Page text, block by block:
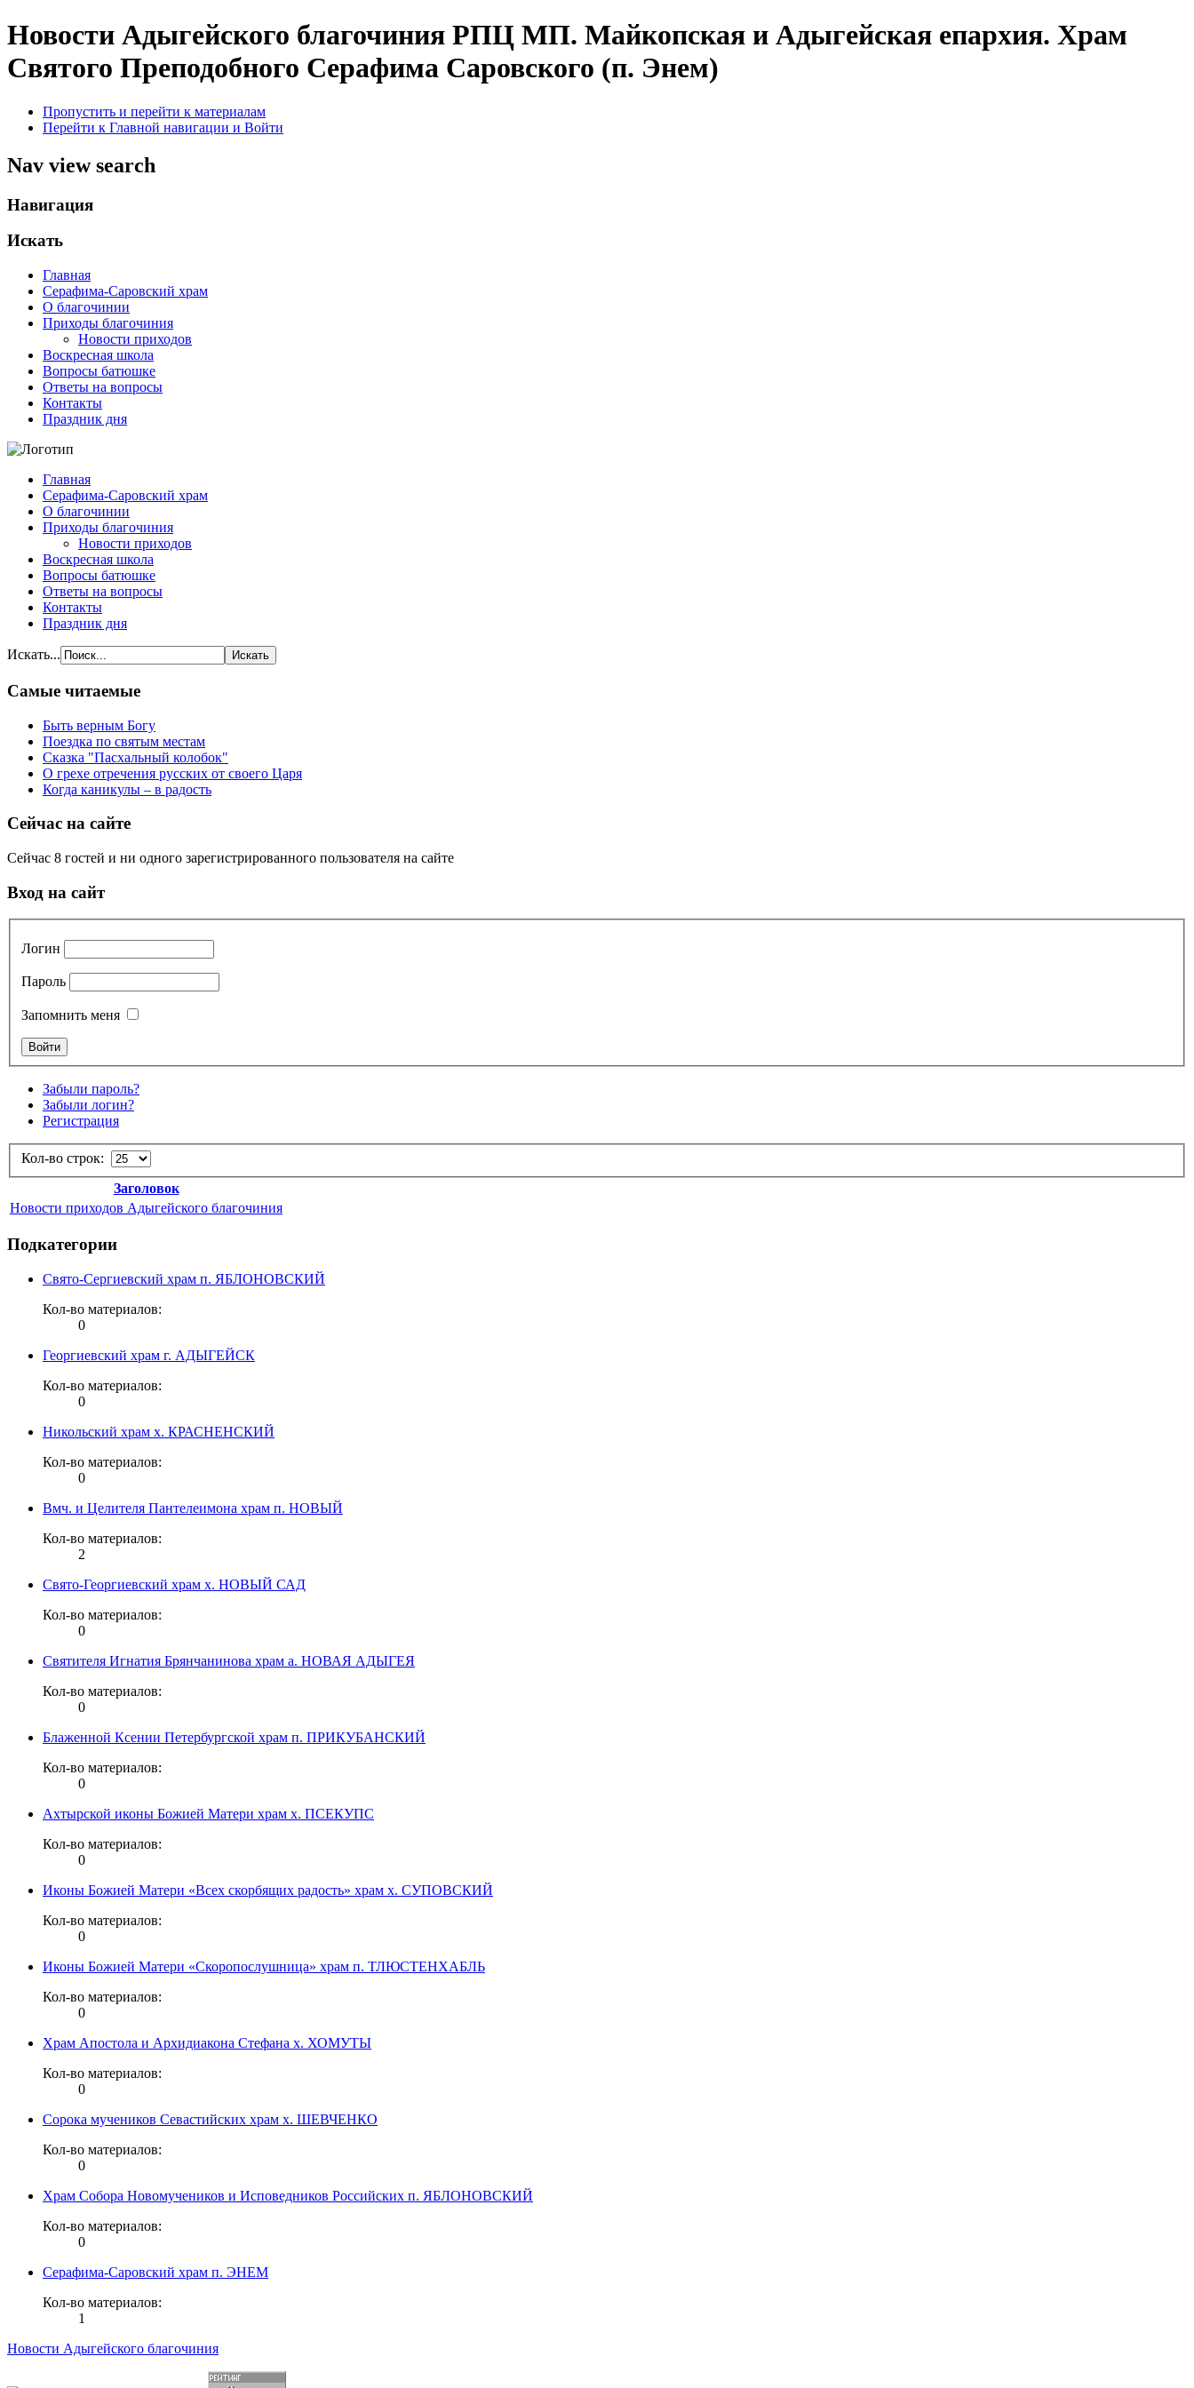
Новости Адыгейского благочиния РПЦ МП. Майкопская и Адыгейская епархия. Храм
Святого Преподобного Серафима Саровского (п. Энем)
Пропустить и перейти к материалам
Перейти к Главной навигации и Войти
Nav view search
Навигация
Искать
Главная
Серафима-Саровский храм
О благочинии
Приходы благочиния
Новости приходов
Воскресная школа
Вопросы батюшке
Ответы на вопросы
Контакты
Праздник дня
Главная
Серафима-Саровский храм
О благочинии
Приходы благочиния
Новости приходов
Воскресная школа
Вопросы батюшке
Ответы на вопросы
Контакты
Праздник дня
Искать...
Самые читаемые
Быть верным Богу
Поездка по святым местам
Сказка "Пасхальный колобок"
О грехе отречения русских от своего Царя
Когда каникулы – в радость
Сейчас на сайте
Сейчас 8 гостей и ни одного зарегистрированного пользователя на сайте
Вход на сайт
Логин
Пароль
Запомнить меня
Забыли пароль?
Забыли логин?
Регистрация
Кол-во строк:
Заголовок
Новости приходов Адыгейского благочиния
Подкатегории
Свято-Сергиевский храм п. ЯБЛОНОВСКИЙ
Кол-во материалов:
0
Георгиевский храм г. АДЫГЕЙСК
Кол-во материалов:
0
Никольский храм х. КРАСНЕНСКИЙ
Кол-во материалов:
0
Вмч. и Целителя Пантелеимона храм п. НОВЫЙ
Кол-во материалов:
2
Свято-Георгиевский храм х. НОВЫЙ САД
Кол-во материалов:
0
Святителя Игнатия Брянчанинова храм а. НОВАЯ АДЫГЕЯ
Кол-во материалов:
0
Блаженной Ксении Петербургской храм п. ПРИКУБАНСКИЙ
Кол-во материалов:
0
Ахтырской иконы Божией Матери храм х. ПСЕКУПС
Кол-во материалов:
0
Иконы Божией Матери «Всех скорбящих радость» храм х. СУПОВСКИЙ
Кол-во материалов:
0
Иконы Божией Матери «Скоропослушница» храм п. ТЛЮСТЕНХАБЛЬ
Кол-во материалов:
0
Храм Апостола и Архидиакона Стефана х. ХОМУТЫ
Кол-во материалов:
0
Сорока мучеников Севастийских храм х. ШЕВЧЕНКО
Кол-во материалов:
0
Храм Собора Новомучеников и Исповедников Российских п. ЯБЛОНОВСКИЙ
Кол-во материалов:
0
Серафима-Саровский храм п. ЭНЕМ
Кол-во материалов:
1
Новости Адыгейского благочиния